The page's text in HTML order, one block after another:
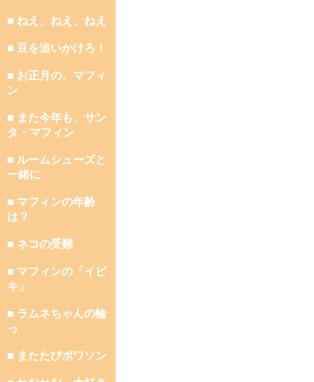
■ ねえ、ねえ、ねえ
■ 豆を追いかけろ！
■ お正月の、マフィ
ン
■ また今年も、サン
タ・マフィン
■ ルームシューズと
一緒に
■ マフィンの年齢
は？
■ ネコの受難
■ マフィンの「イビ
キ」
■ ラムネちゃんの輪
っ
■ またたびポワソン